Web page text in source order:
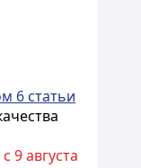
6 статьи
9 августа